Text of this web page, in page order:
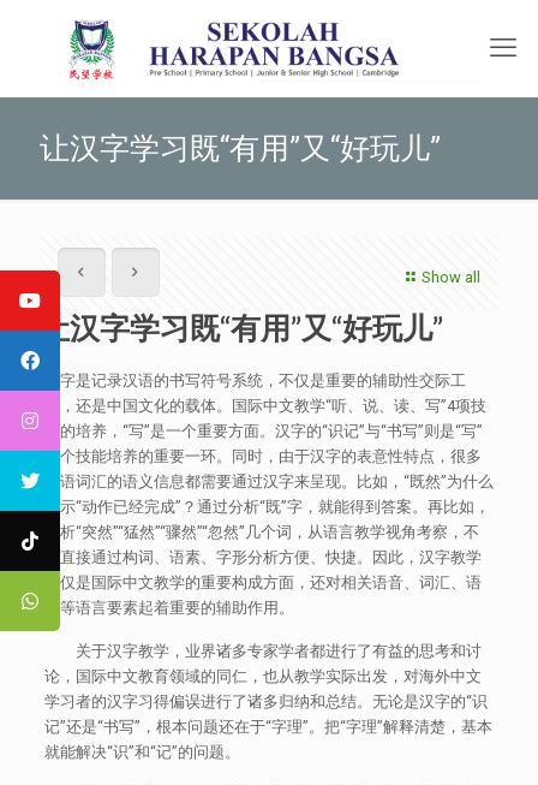
让汉字学习既“有用”又“好玩儿”
Show all
让汉字学习既“有用”又“好玩儿”
汉字是记录汉语的书写符号系统，不仅是重要的辅助性交际工
具，还是中国文化的载体。国际中文教学“听、说、读、写”4项技
能的培养，“写”是一个重要方面。汉字的“识记”与“书写”则是“写”
这个技能培养的重要一环。同时，由于汉字的表意性特点，很多
汉语词汇的语义信息都需要通过汉字来呈现。比如，“既然”为什么
表示“动作已经完成”？通过分析“既”字，就能得到答案。再比如，
辨析“突然”“猛然”“骤然”“忽然”几个词，从语言教学视角考察，不
如直接通过构词、语素、字形分析方便、快捷。因此，汉字教学
不仅是国际中文教学的重要构成方面，还对相关语音、词汇、语
法等语言要素起着重要的辅助作用。
关于汉字教学，业界诸多专家学者都进行了有益的思考和讨
论，国际中文教育领域的同仁，也从教学实际出发，对海外中文
学习者的汉字习得偏误进行了诸多归纳和总结。无论是汉字的“识
记”还是“书写”，根本问题还在于“字理”。把“字理”解释清楚，基本
就能解决“识”和“记”的问题。